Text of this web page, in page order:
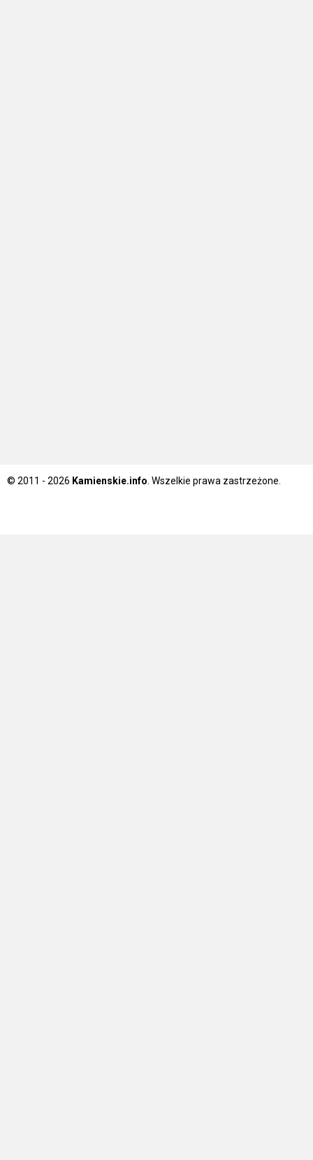
© 2011 - 2026 Kamienskie.info . Wszelkie prawa zastrzeżone.